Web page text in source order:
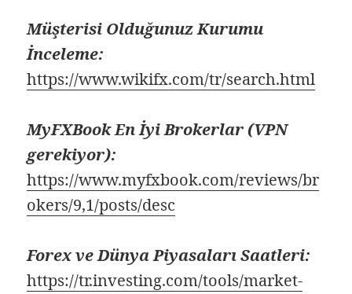
Müşterisi Olduğunuz Kurumu
İnceleme:
https://www.wikifx.com/tr/search.html
MyFXBook En İyi Brokerlar (VPN
gerekiyor):
https://www.myfxbook.com/reviews/br
okers/9,1/posts/desc
Forex ve Dünya Piyasaları Saatleri:
https://tr.investing.com/tools/market-